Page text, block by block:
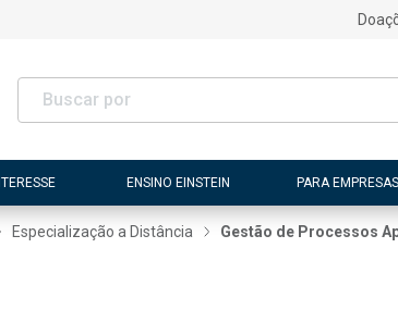
ENSINO EINSTEIN PARA EMPRESAS
Especialização a Distância Gestão de Processos